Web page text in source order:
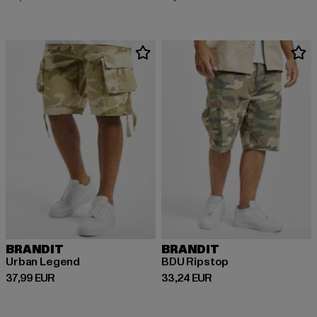
BRANDIT
Urban Legend
37,99 EUR
Derzeitiger Preis: 37,99 EUR
BRANDIT
BDU Ripstop
33,24 EUR
Derzeitiger Preis: 33,24 EUR